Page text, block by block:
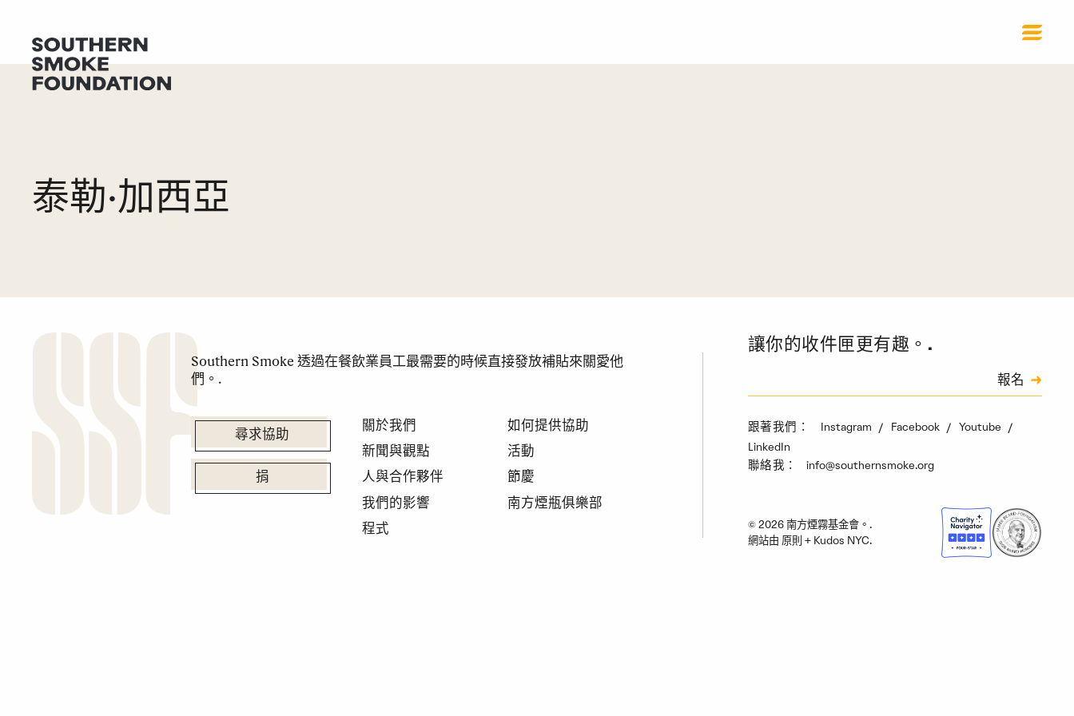
尋求協助
捐
泰勒·加西亞
Southern Smoke 透過在餐飲業員工最需要的時候直接發放補貼來關愛他
們。.
尋求協助
捐
關於我們
新聞與觀點
人與合作夥伴
我們的影響
程式
如何提供協助
活動
節慶
南方煙瓶俱樂部
讓你的收件匣更有趣。.
驗證碼
報名
跟著我們： Instagram Facebook
Youtube
LinkedIn
聯絡我： info@southernsmoke.org
© 2026 南方煙霧基金會。.
網站由 原則 + Kudos NYC.